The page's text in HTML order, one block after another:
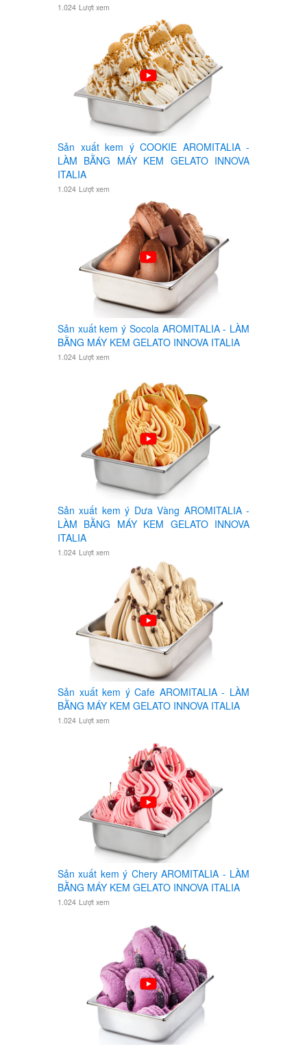
1.024 Lượt xem
Sản xuất kem ý COOKIE AROMITALIA -
LÀM BẰNG MÁY KEM GELATO INNOVA
ITALIA
1.024 Lượt xem
Sản xuất kem ý Socola AROMITALIA - LÀM
BẰNG MÁY KEM GELATO INNOVA ITALIA
1.024 Lượt xem
Sản xuất kem ý Dưa Vàng AROMITALIA -
LÀM BẰNG MÁY KEM GELATO INNOVA
ITALIA
1.024 Lượt xem
Sản xuất kem ý Cafe AROMITALIA - LÀM
BẰNG MÁY KEM GELATO INNOVA ITALIA
1.024 Lượt xem
Sản xuất kem ý Chery AROMITALIA - LÀM
BẰNG MÁY KEM GELATO INNOVA ITALIA
1.024 Lượt xem